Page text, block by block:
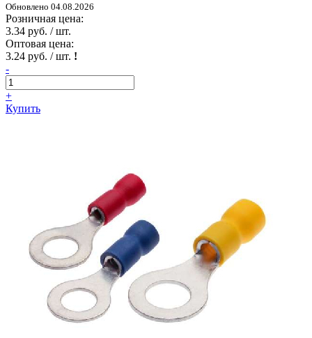
Обновлено 04.08.2026
Розничная цена:
3.34 руб. / шт.
Оптовая цена:
3.24 руб. / шт. !
-
+
Купить